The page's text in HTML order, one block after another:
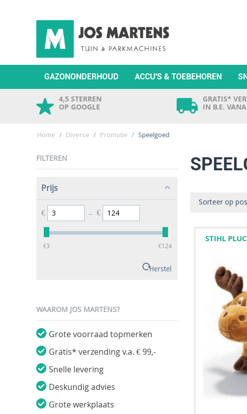
GAZONONDERHOUD ACCU'S & TOEBEHOREN
4,5 STERREN
OP GOOGLE
GRATIS*
IN B.E.
Home / Diverse / Promotie / Speelgoed
FILTEREN
Prijs
€ – €
‎€3 ‎€124
Herstel
WAAROM JOS MARTENS?
Grote voorraad topmerken
Gratis* verzending v.a. € 99,-
Snelle levering
Deskundig advies
Grote werkplaats
Sorteer op
STIHL